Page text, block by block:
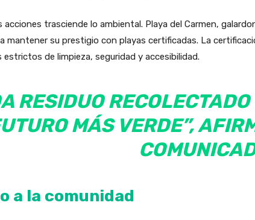
trasciende lo ambiental. Playa del Carmen,
mantener su prestigio con playas certificadas. La
estrictos de limpieza, seguridad y accesibilidad.
RESIDUO
MÁS VERDE”,
a la comunidad